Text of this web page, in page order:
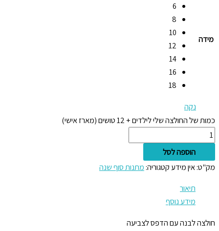
מידה
6
8
10
12
14
16
18
נקה
כמות של החולצה שלי לילדים + 12 טושים (מארז אישי)
הוספה לסל
מק"ט:אין מידעקטגוריה: מתנות סוף שנה
תיאור
מידע נוסף
חולצה לבנה עם הדפס לצביעה